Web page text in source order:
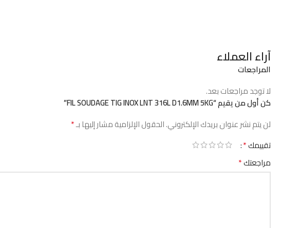
آراء العملاء
المراجعات
لا توجد مراجعات بعد.
كن أول من يقيم “FIL SOUDAGE TIG INOX LNT 316L D1.6MM 5KG”
لن يتم نشر عنوان بريدك الإلكتروني.الحقول الإلزامية مشار إليها بـ*
تقييمك*
مراجعتك*